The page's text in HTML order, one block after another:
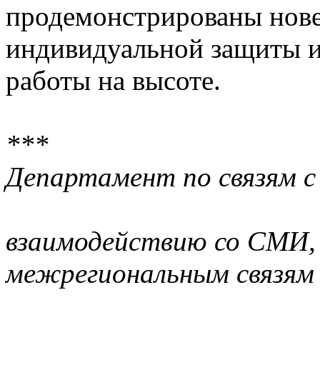
продемонстрированы
индивидуальной защиты
работы на высоте.
***
Департамент по связям
взаимодействию со
межрегиональным